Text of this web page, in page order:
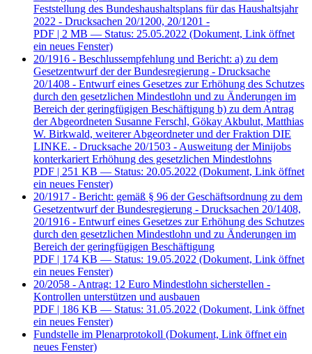
Feststellung des Bundeshaushaltsplans für das Haushaltsjahr
2022 - Drucksachen 20/1200, 20/1201 -
PDF | 2 MB — Status: 25.05.2022 (Dokument, Link öffnet
ein neues Fenster)
20/1916 - Beschlussempfehlung und Bericht: a) zu dem
Gesetzentwurf der der Bundesregierung - Drucksache
20/1408 - Entwurf eines Gesetzes zur Erhöhung des Schutzes
durch den gesetzlichen Mindestlohn und zu Änderungen im
Bereich der geringfügigen Beschäftigung b) zu dem Antrag
der Abgeordneten Susanne Ferschl, Gökay Akbulut, Matthias
W. Birkwald, weiterer Abgeordneter und der Fraktion DIE
LINKE. - Drucksache 20/1503 - Ausweitung der Minijobs
konterkariert Erhöhung des gesetzlichen Mindestlohns
PDF | 251 KB — Status: 20.05.2022 (Dokument, Link öffnet
ein neues Fenster)
20/1917 - Bericht: gemäß § 96 der Geschäftsordnung zu dem
Gesetzentwurf der Bundesregierung - Drucksachen 20/1408,
20/1916 - Entwurf eines Gesetzes zur Erhöhung des Schutzes
durch den gesetzlichen Mindestlohn und zu Änderungen im
Bereich der geringfügigen Beschäftigung
PDF | 174 KB — Status: 19.05.2022 (Dokument, Link öffnet
ein neues Fenster)
20/2058 - Antrag: 12 Euro Mindestlohn sicherstellen -
Kontrollen unterstützen und ausbauen
PDF | 186 KB — Status: 31.05.2022 (Dokument, Link öffnet
ein neues Fenster)
Fundstelle im Plenarprotokoll (Dokument, Link öffnet ein
neues Fenster)